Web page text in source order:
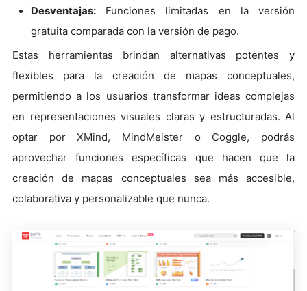
Desventajas: Funciones limitadas en la versión
gratuita comparada con la versión de pago.
Estas herramientas brindan alternativas potentes y
flexibles para la creación de mapas conceptuales,
permitiendo a los usuarios transformar ideas complejas
en representaciones visuales claras y estructuradas. Al
optar por XMind, MindMeister o Coggle, podrás
aprovechar funciones específicas que hacen que la
creación de mapas conceptuales sea más accesible,
colaborativa y personalizable que nunca.